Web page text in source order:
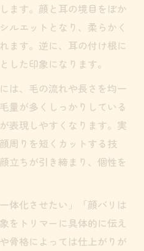
ます。顔と耳の境目をぼか
ルエットとなり、柔らかく
ます。逆に、耳の付け根に
した印象になります。
は、毛の流れや長さを均一
量が多くしっかりしている
表現しやすくなります。実
周りを短くカットする技
立ちが引き締まり、個性を
体化させたい」「顔バリは
をトリマーに具体的に伝え
骨格によっては仕上がりが